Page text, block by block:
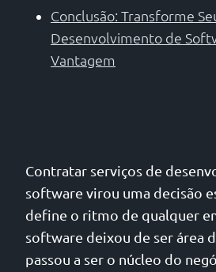
Conclusão: Transforme
Desenvolvimento de
Vantagem
Contratar serviços de
software virou uma decisão
define o ritmo de qualquer
software deixou de ser área
passou a ser o núcleo do